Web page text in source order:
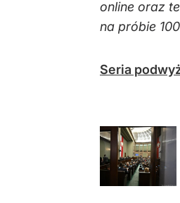
online oraz
na próbie
Seria